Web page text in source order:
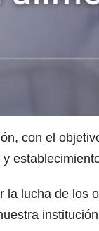
con el
lucha de los